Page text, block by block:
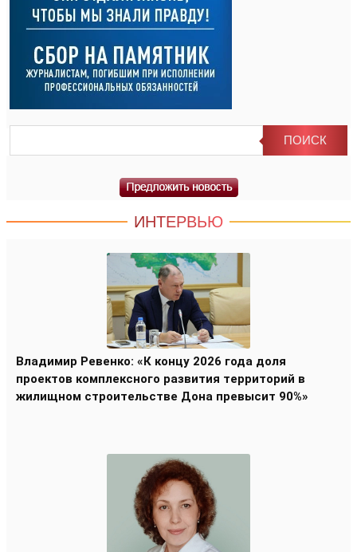
ИНТЕРВЬЮ
Владимир Ревенко: «К концу 2026 года доля
проектов комплексного развития территорий в
жилищном строительстве Дона превысит 90%»